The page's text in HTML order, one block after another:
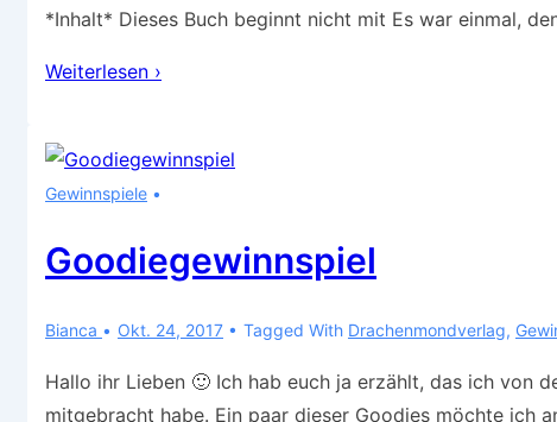
*Inhalt* Dieses Buch beginnt nicht mit Es war einmal,
Rezension
Die
Apfelprinzessin
Weiterlesen ›
Gewinnspiele
Goodiegewinnspiel
Bianca Okt. 24, 2017 Tagged With Drachenmondverlag,
Hallo ihr Lieben 🙂 Ich hab euch ja erzählt, das ich von
mitgebracht habe. Ein paar dieser Goodies möchte